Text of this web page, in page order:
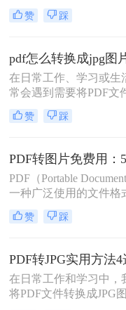
和版面保真度而备受推
某些情况下，将PDF文
PNG，可能更为实用，
文稿、社交媒体分享或
文混排的设计中。那么
片呢？本文将详细介绍
换为图片的多种方法，
成这一任务。
赞 踩
在日常工作、学习或生
常会遇到需要将PDF文
JPG图片的场景。或许
报告中的图表插入PPT
个文件，又或者是为了
展示一份精美的文档内
格式稳定、兼容性强而
的首选，但其不易编辑
性，也使得“PDF转
频需求。
赞 踩
PDF（Portable
一种广泛使用的文件格
台、保持文档格式不变
用户的喜爱。但在某些
式，以便更方便地进行
嵌入到其他文档中。那
pdf转换成图片呢？本文
费将PDF转换成图片的
赞 踩
在日常工作和学习中，
将PDF文件转换成JPG